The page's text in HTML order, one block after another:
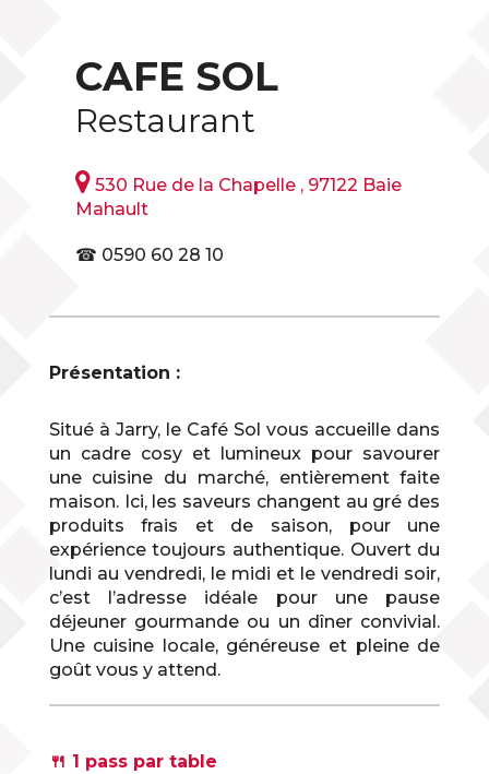
CAFE SOL
Restaurant
530 Rue de la Chapelle , 97122 Baie
Mahault
☎ 0590 60 28 10
Présentation :
Situé à Jarry, le Café Sol vous accueille dans
un cadre cosy et lumineux pour savourer
une cuisine du marché, entièrement faite
maison. Ici, les saveurs changent au gré des
produits frais et de saison, pour une
expérience toujours authentique. Ouvert du
lundi au vendredi, le midi et le vendredi soir,
c’est l’adresse idéale pour une pause
déjeuner gourmande ou un dîner convivial.
Une cuisine locale, généreuse et pleine de
goût vous y attend.
🍴 1 pass par table